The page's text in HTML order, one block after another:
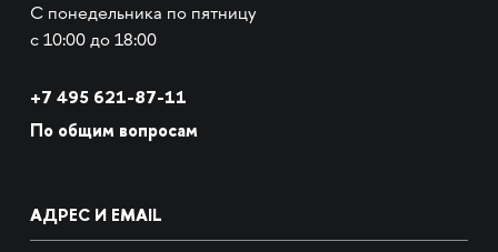
С понедельника по пятницу
с 10:00 до 18:00
+7 495 621-87-11
По общим вопросам
АДРЕС И EMAIL